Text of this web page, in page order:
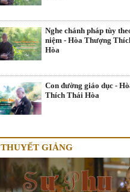
Nghe chánh pháp tùy
niệm - Hòa Thượng
Hòa
Con đường giáo dục -
Thích Thái Hòa
THUYẾT GIẢNG